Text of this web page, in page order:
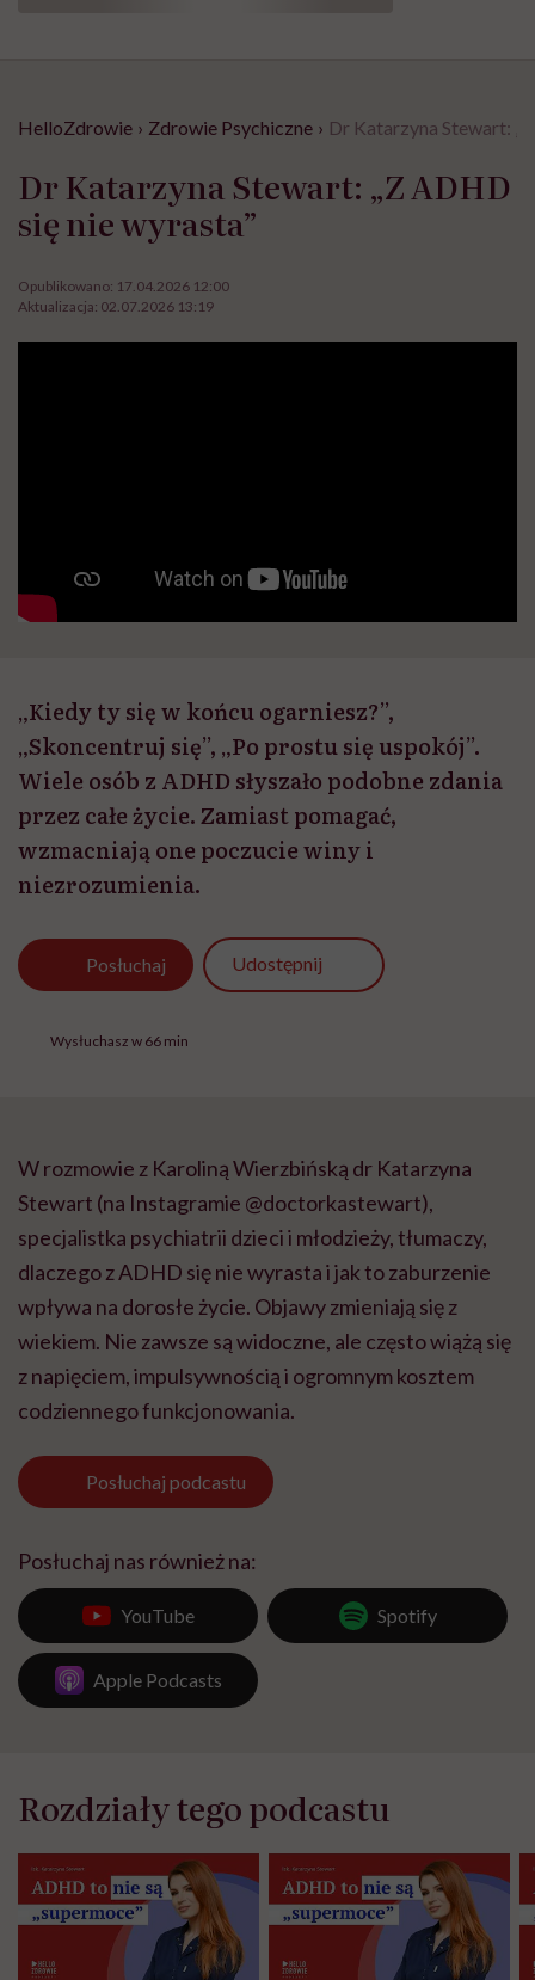
HelloZdrowie › Zdrowie Psychiczne › Dr Katarzyna Stewart:
Dr Katarzyna Stewart: „Z ADHD
się nie wyrasta”
Opublikowano: 17.04.2026 12:00
Aktualizacja: 02.07.2026 13:19
„Kiedy ty się w końcu ogarniesz?”,
„Skoncentruj się”, „Po prostu się uspokój”.
Wiele osób z ADHD słyszało podobne zdania
przez całe życie. Zamiast pomagać,
wzmacniają one poczucie winy i
niezrozumienia.
Posłuchaj Udostępnij
Wysłuchasz w 66 min
W rozmowie z Karoliną Wierzbińską dr Katarzyna
Stewart (na Instagramie @doctorkastewart),
specjalistka psychiatrii dzieci i młodzieży, tłumaczy,
dlaczego z ADHD się nie wyrasta i jak to zaburzenie
wpływa na dorosłe życie. Objawy zmieniają się z
wiekiem. Nie zawsze są widoczne, ale często wiążą się
z napięciem, impulsywnością i ogromnym kosztem
codziennego funkcjonowania.
Posłuchaj podcastu
Posłuchaj nas również na:
YouTube Spotify
Apple Podcasts
Rozdziały tego podcastu